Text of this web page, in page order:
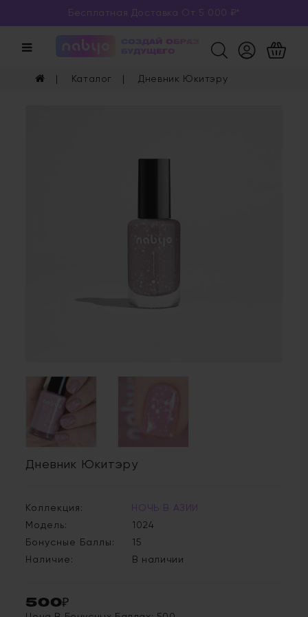
Бесплатная Доставка От 5 000 ₽*
Каталог Дневник Юкитэру
Дневник Юкитэру
Коллекция:
НОЧЬ В АЗИИ
Модель:
1024
Бонусные Баллы:
15
Наличие:
В наличии
500₽